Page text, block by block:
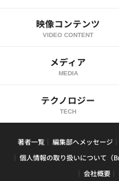
映像コンテンツ
VIDEO CONTENT
メディア
MEDIA
テクノロジー
TECH
著者一覧 編集部へメッセージ
個人情報の取り扱いについて（
会社概要